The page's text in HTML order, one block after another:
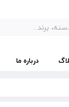
درباره ما